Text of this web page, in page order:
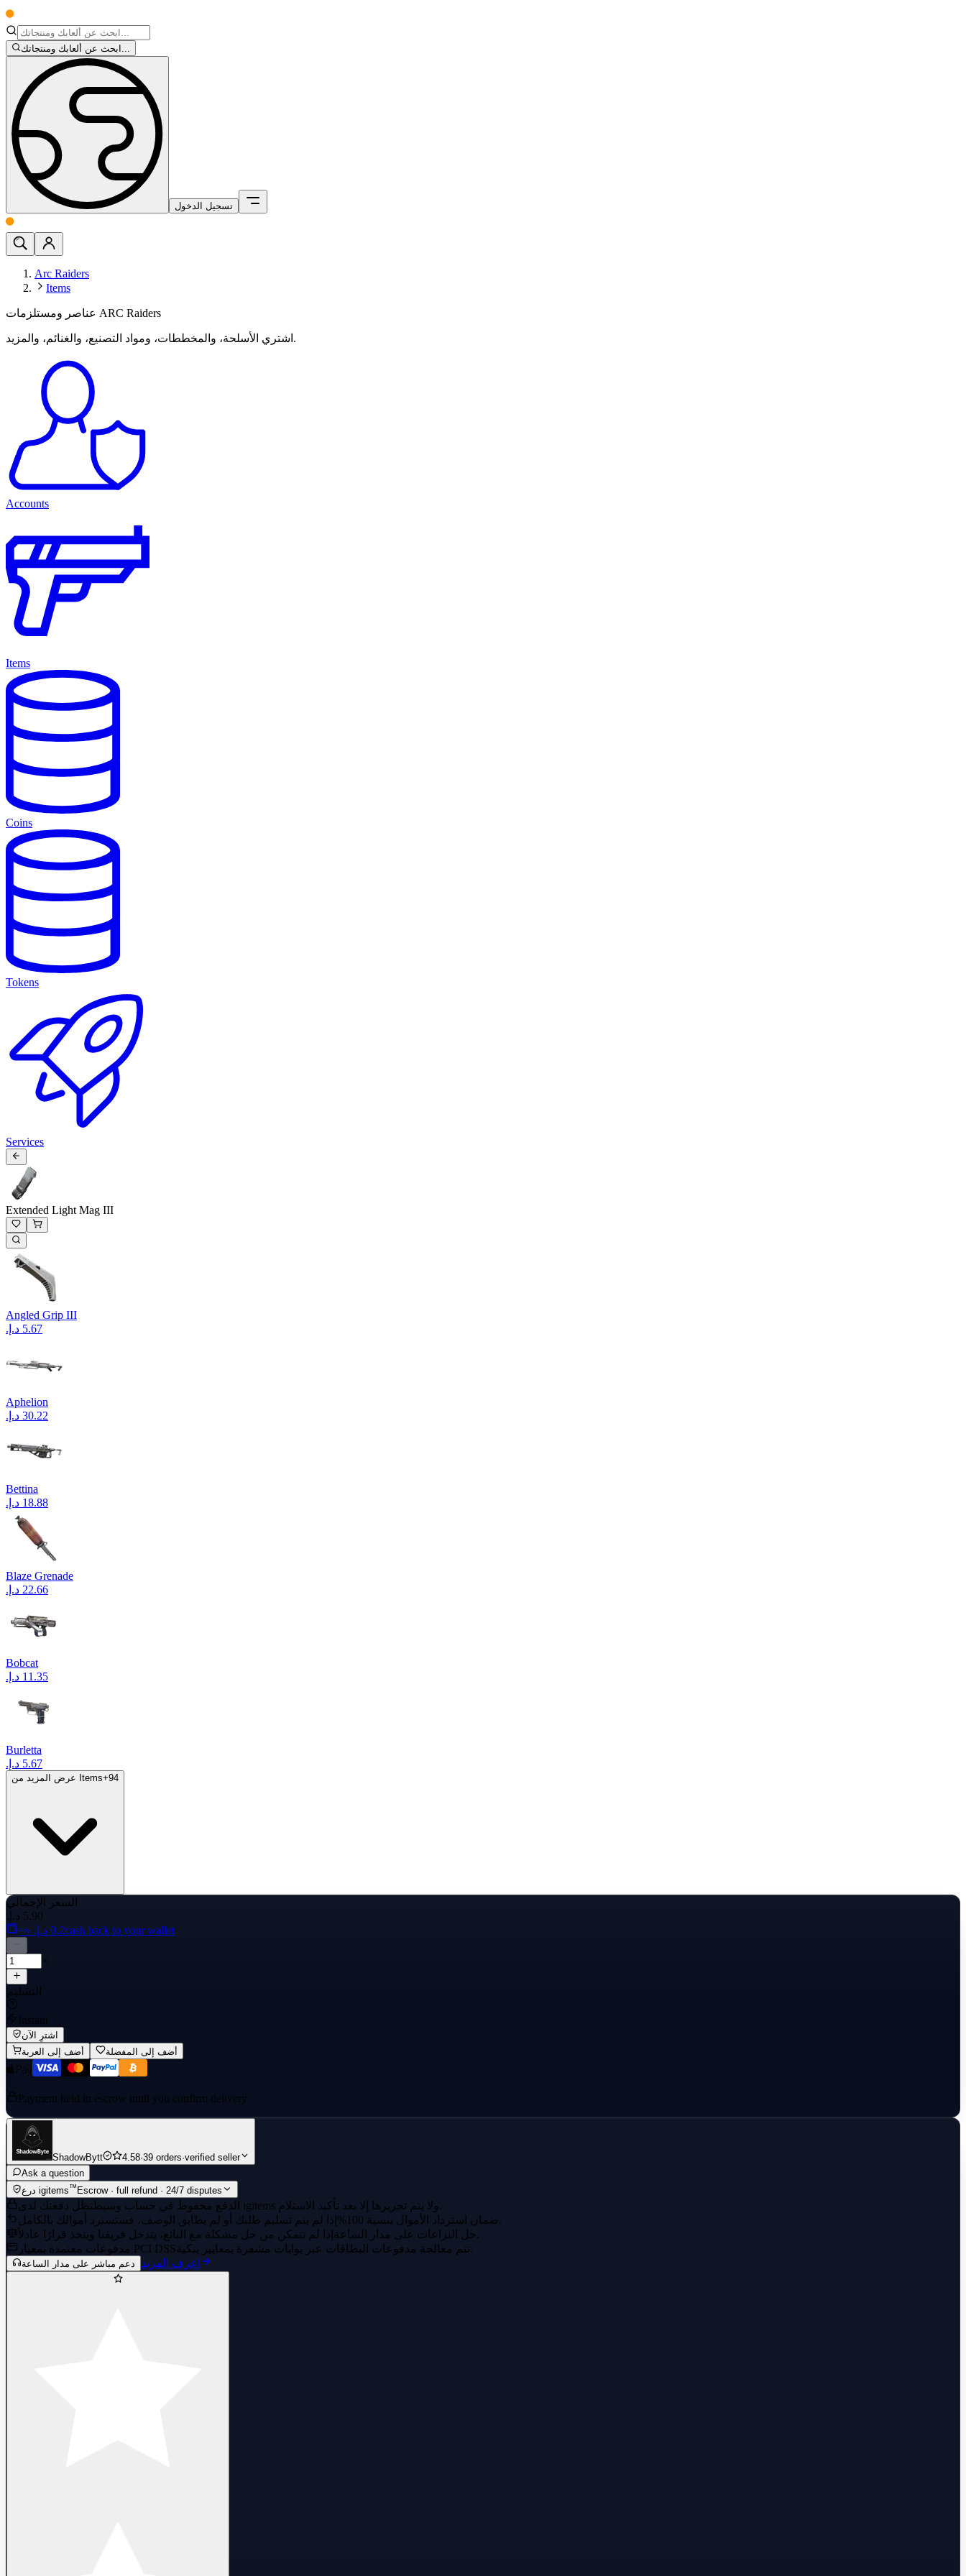
ابحث عن ألعابك ومنتجاتك...
تسجيل الدخول
Arc Raiders
Items
عناصر ومستلزمات ARC Raiders
اشتري الأسلحة، والمخططات، ومواد التصنيع، والغنائم، والمزيد.
Accounts
Items
Coins
Tokens
Services
Extended Light Mag III
Angled Grip III
Aphelion
Bettina
Blaze Grenade
Bobcat
Burletta
عرض المزيد من Items+94
السعر الإجمالي
cash back to your wallet
×
التسليم
Instant
اشترِ الآن
أضف إلى العربة
أضف إلى المفضلة
Payment held in escrow until you confirm delivery
ShadowBytt 4.58·39 orders·verified seller
Ask a question
درع igitems™ Escrow · full refund · 24/7 disputes
الدفع محفوظ في حساب وسيط
تظل دفعتك لدى igitems ولا يتم تحريرها إلا بعد تأكيد الاستلام.
ضمان استرداد الأموال بنسبة 100%إذا لم يتم تسليم طلبك أو لم يطابق الوصف، فستسترد أموالك بالكامل.
حل النزاعات على مدار الساعةإذا لم تتمكن من حل مشكلة مع البائع، يتدخل فريقنا ويتخذ قرارًا عادلاً.
مدفوعات معتمدة بمعيار PCI DSS
تتم معالجة مدفوعات البطاقات عبر بوابات مشفرة بمعايير بنكية.
دعم مباشر على مدار الساعة اعرف المزيد